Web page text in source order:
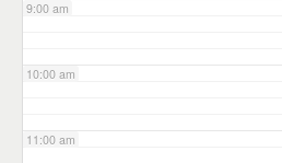
9:00 am
10:00 am
11:00 am